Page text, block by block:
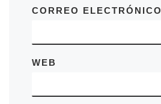
CORREO ELECTRÓNICO
WEB